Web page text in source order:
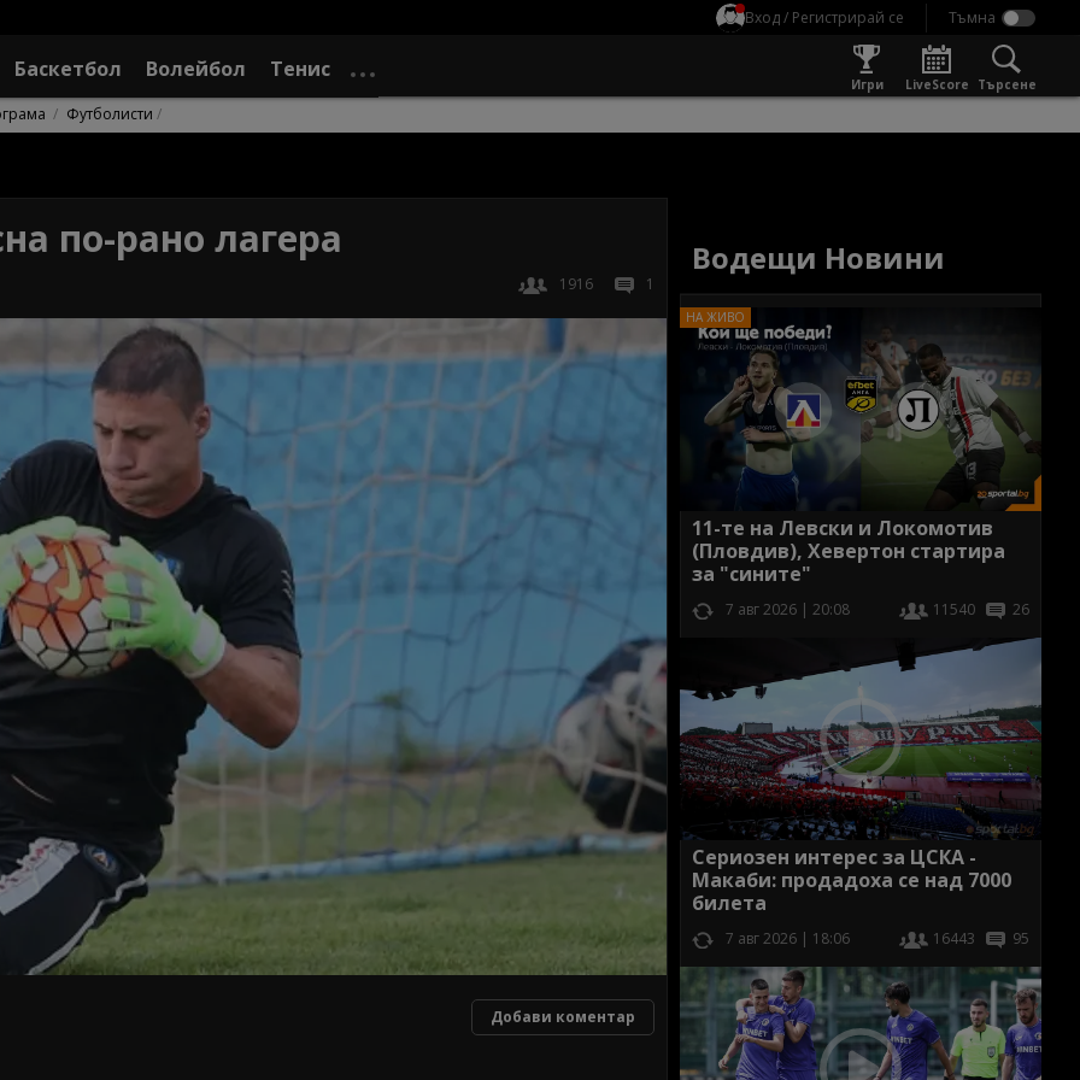
Вход / Регистрирай се
Баскетбол Волейбол Тенис
Игри LiveScore Търсене
Футболисти
по-рано лагера
1916 1
Добави коментар
Водещи Новини
11-те на Левски и Локомотив
(Пловдив), Хевертон стартира
за "сините"
7 авг 2026 | 20:08 11540 26
Сериозен интерес за ЦСКА -
Макаби: продадоха се над 7000
билета
7 авг 2026 | 18:06 16443 95